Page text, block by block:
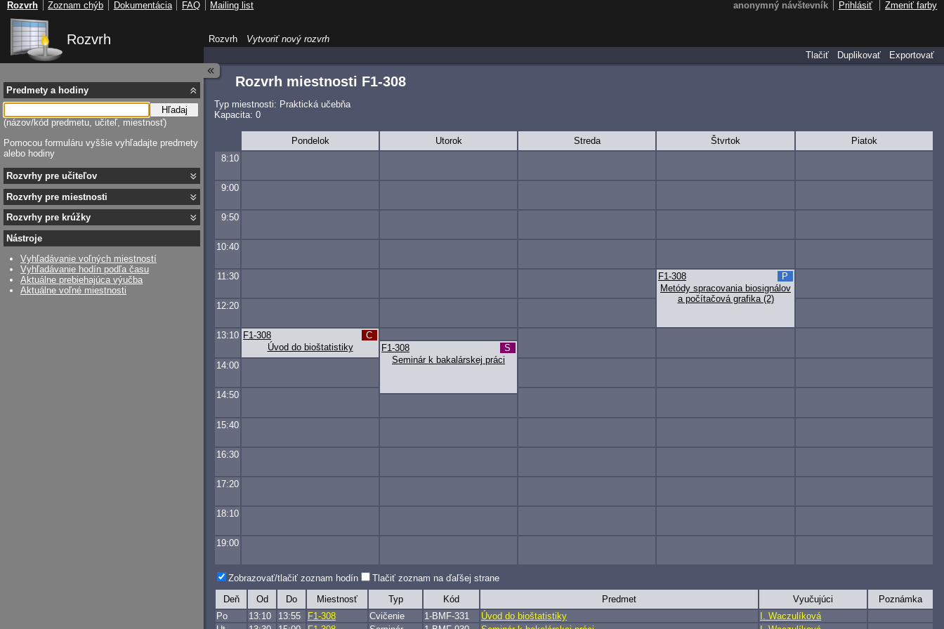
Rozvrh
Rozvrh miestnosti F1-308
Typ miestnosti: Praktická učebňa
Kapacita: 0
Pondelok Utorok Streda Štvrtok
Piatok
8:10
9:00
9:50
10:40
11:30
Metódy spracovania biosignálov
a počítačová grafika (2)
F1-308 P
12:20
13:10
Úvod do bioštatistiky
F1-308 C
Seminár k bakalárskej práci
F1-308
S
14:00
14:50
15:40
16:30
17:20
18:10
19:00
Zobrazovať/tlačiť zoznam hodín Tlačiť zoznam na ďaľšej strane
Deň Od Do Miestnosť Typ Kód Predmet Vyučujúci
Poznámka
Po
13:10 13:55 F1-308 Cvičenie 1-BMF-331 Úvod do bioštatistiky
I. Waczulíková
Predmety a hodiny
Hľadaj
(názov/kód predmetu, učiteľ, miestnosť)
Pomocou formuláru vyššie vyhľadajte predmety
alebo hodiny
Rozvrhy pre učiteľov
Rozvrhy pre miestnosti
Rozvrhy pre krúžky
Nástroje
Vyhľadávanie voľných miestností
Vyhľadávanie hodín podľa času
Aktuálne prebiehajúca výučba
Aktuálne voľné miestnosti
Rozvrh
Vytvoriť nový rozvrh
Tlačiť
Duplikovať Exportovať
anonymný návštevník Prihlásiť Zmeniť farby
Rozvrh Zoznam chýb Dokumentácia FAQ Mailing list